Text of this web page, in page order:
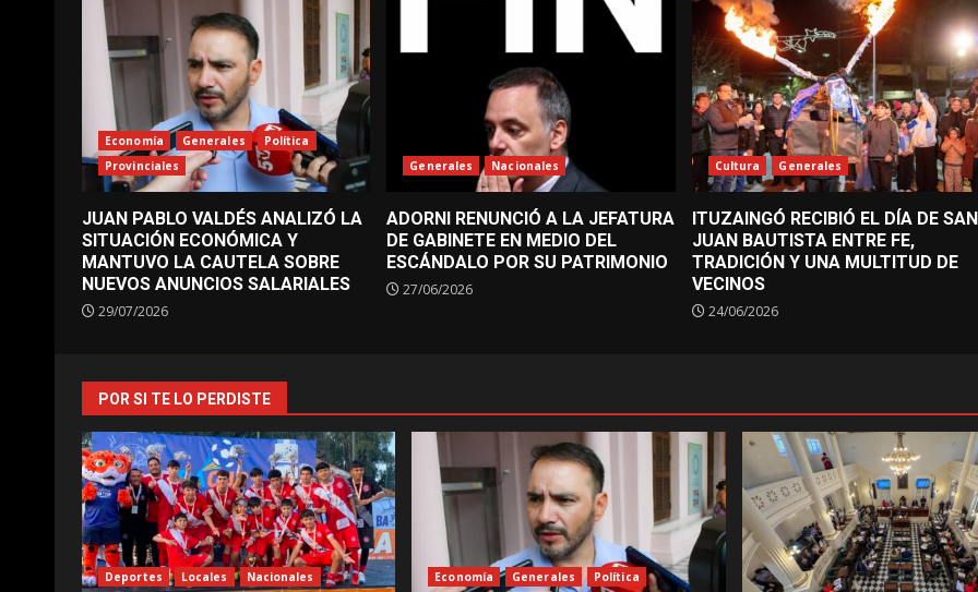
Economía Generales
Política
Provinciales
JUAN PABLO VALDÉS ANALIZÓ LA
SITUACIÓN ECONÓMICA Y
MANTUVO LA CAUTELA SOBRE
NUEVOS ANUNCIOS SALARIALES
29/07/2026
Generales Nacionales
ADORNI RENUNCIÓ A LA JEFATURA
DE GABINETE EN MEDIO DEL
ESCÁNDALO POR SU PATRIMONIO
27/06/2026
Cultura Generales
ITUZAINGÓ RECIBIÓ EL DÍA DE SAN
JUAN BAUTISTA ENTRE FE,
TRADICIÓN Y UNA MULTITUD DE
VECINOS
24/06/2026
POR SI TE LO PERDISTE
Deportes Locales Nacionales Economía Generales Política